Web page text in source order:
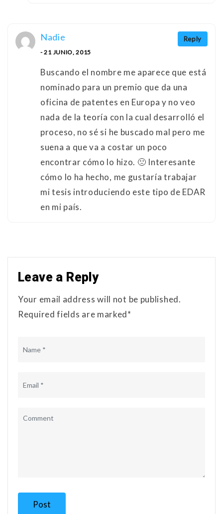
Reply
Nadie
- 21 JUNIO, 2015
Buscando el nombre me aparece que está
nominado para un premio que da una
oficina de patentes en Europa y no veo
nada de la teoría con la cual desarrolló el
proceso, no sé si he buscado mal pero me
suena a que va a costar un poco
encontrar cómo lo hizo. 🙁 Interesante
cómo lo ha hecho, me gustaría trabajar
mi tesis introduciendo este tipo de EDAR
en mi país.
Leave a Reply
Your email address will not be published.
Required fields are marked*